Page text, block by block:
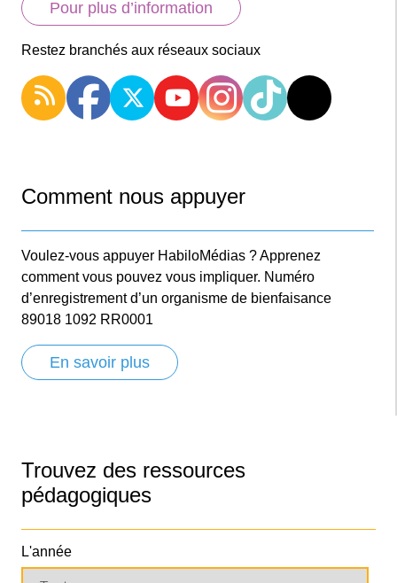
Pour plus d’information
Restez branchés aux réseaux sociaux
Comment nous appuyer
Voulez-vous appuyer HabiloMédias ? Apprenez
comment vous pouvez vous impliquer. Numéro
d’enregistrement d’un organisme de bienfaisance
89018 1092 RR0001
En savoir plus
Trouvez des ressources
pédagogiques
L'année